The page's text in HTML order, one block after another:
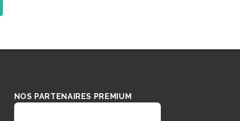
NOS PARTENAIRES PREMIUM